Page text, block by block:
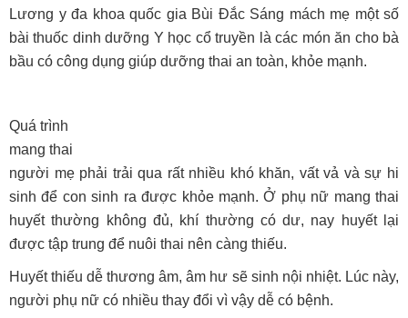
Lương y đa khoa quốc gia Bùi Đắc Sáng mách mẹ một số
bài thuốc dinh dưỡng Y học cổ truyền là các món ăn cho bà
bầu có công dụng giúp dưỡng thai an toàn, khỏe mạnh.
Quá trình
mang thai
người mẹ phải trải qua rất nhiều khó khăn, vất vả và sự hi
sinh để con sinh ra được khỏe mạnh. Ở phụ nữ mang thai
huyết thường không đủ, khí thường có dư, nay huyết lại
được tập trung để nuôi thai nên càng thiếu.
Huyết thiếu dễ thương âm, âm hư sẽ sinh nội nhiệt. Lúc này,
người phụ nữ có nhiều thay đổi vì vậy dễ có bệnh.